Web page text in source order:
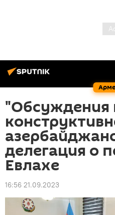
делегация о
Евлахе
16:56 21.09.2023